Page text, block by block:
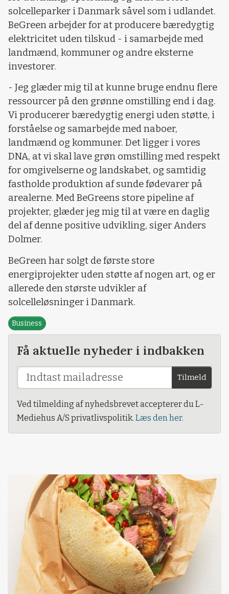
solcelleparker i Danmark såvel som i udlandet.
BeGreen arbejder for at producere bæredygtig
elektricitet uden tilskud - i samarbejde med
landmænd, kommuner og andre eksterne
investorer.
- Jeg glæder mig til at kunne bruge endnu flere
ressourcer på den grønne omstilling end i dag.
Vi producerer bæredygtig energi uden støtte, i
forståelse og samarbejde med naboer,
landmænd og kommuner. Det ligger i vores
DNA, at vi skal lave grøn omstilling med respekt
for omgivelserne og landskabet, og samtidig
fastholde produktion af sunde fødevarer på
arealerne. Med BeGreens store pipeline af
projekter, glæder jeg mig til at være en daglig
del af denne positive udvikling, siger Anders
Dolmer.
BeGreen har solgt de første store
energiprojekter uden støtte af nogen art, og er
allerede den største udvikler af
solcelleløsninger i Danmark.
Business
Få aktuelle nyheder i indbakken
Tilmeld
Ved tilmelding af nyhedsbrevet accepterer du L-
Mediehus A/S privatlivspolitik. Læs den her.